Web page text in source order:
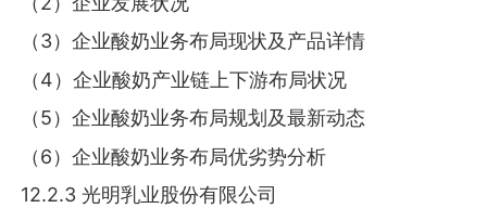
（3）企业酸奶业务布局现状及产品详情
（4）企业酸奶产业链上下游布局状况
（5）企业酸奶业务布局规划及最新动态
（6）企业酸奶业务布局优劣势分析
12.2.3 光明乳业股份有限公司